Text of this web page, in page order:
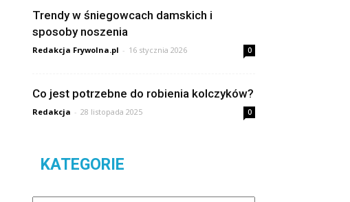
Trendy w śniegowcach damskich i
sposoby noszenia
Redakcja Frywolna.pl - 16 stycznia 2026 0
Co jest potrzebne do robienia kolczyków?
Redakcja - 28 listopada 2025 0
KATEGORIE
Kategorie